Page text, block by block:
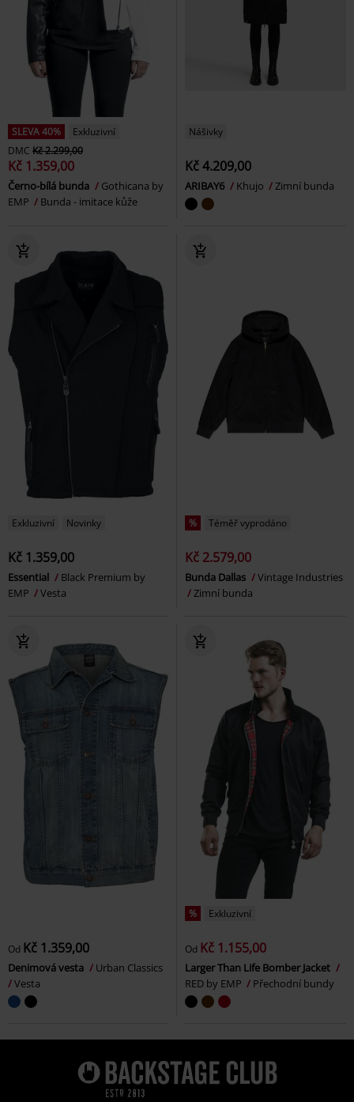
SLEVA 40%
Exkluzivní
DMC Kč 2.299,00
Kč 1.359,00
Černo-bílá bunda
Gothicana by
EMP
Bunda - imitace kůže
Nášivky
Kč 4.209,00
ARIBAY6 Khujo Zimní bunda
Exkluzivní Novinky
Kč 1.359,00
Essential
Black Premium by
EMP
Vesta
% Téměř vyprodáno
Kč 2.579,00
Bunda Dallas
Vintage Industries
Zimní bunda
Od Kč 1.359,00
Denimová vesta
Urban Classics
Vesta
% Exkluzivní
Od Kč 1.155,00
Larger Than Life Bomber Jacket
RED by EMP
Přechodní bundy